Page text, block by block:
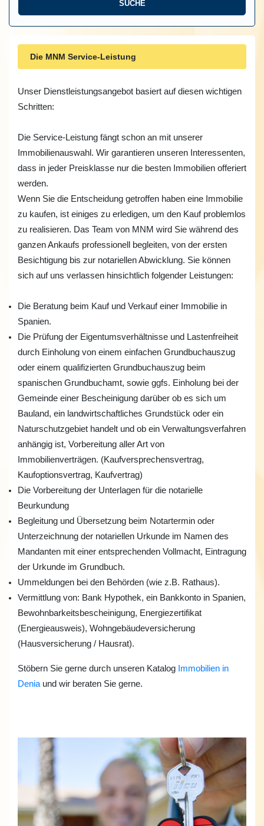
Die MNM Service-Leistung
Unser Dienstleistungsangebot basiert auf diesen wichtigen
Schritten:
Die Service-Leistung fängt schon an mit unserer
Immobilienauswahl. Wir garantieren unseren Interessenten,
dass in jeder Preisklasse nur die besten Immobilien offeriert
werden.
Wenn Sie die Entscheidung getroffen haben eine Immobilie
zu kaufen, ist einiges zu erledigen, um den Kauf problemlos
zu realisieren. Das Team von MNM wird Sie während des
ganzen Ankaufs professionell begleiten, von der ersten
Besichtigung bis zur notariellen Abwicklung. Sie können
sich auf uns verlassen hinsichtlich folgender Leistungen:
Die Beratung beim Kauf und Verkauf einer Immobilie in
Spanien.
Die Prüfung der Eigentumsverhältnisse und Lastenfreiheit
durch Einholung von einem einfachen Grundbuchauszug
oder einem qualifizierten Grundbuchauszug beim
spanischen Grundbuchamt, sowie ggfs. Einholung bei der
Gemeinde einer Bescheinigung darüber ob es sich um
Bauland, ein landwirtschaftliches Grundstück oder ein
Naturschutzgebiet handelt und ob ein Verwaltungsverfahren
anhängig ist, Vorbereitung aller Art von
Immobilienverträgen. (Kaufversprechensvertrag,
Kaufoptionsvertrag, Kaufvertrag)
Die Vorbereitung der Unterlagen für die notarielle
Beurkundung
Begleitung und Übersetzung beim Notartermin oder
Unterzeichnung der notariellen Urkunde im Namen des
Mandanten mit einer entsprechenden Vollmacht, Eintragung
der Urkunde im Grundbuch.
Ummeldungen bei den Behörden (wie z.B. Rathaus).
Vermittlung von: Bank Hypothek, ein Bankkonto in Spanien,
Bewohnbarkeitsbescheinigung, Energiezertifikat
(Energieausweis), Wohngebäudeversicherung
(Hausversicherung / Hausrat).
Stöbern Sie gerne durch unseren Katalog Immobilien in
Denia und wir beraten Sie gerne.